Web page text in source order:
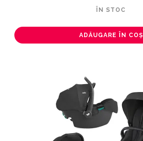
ÎN STOC
ADĂUGARE ÎN COȘ